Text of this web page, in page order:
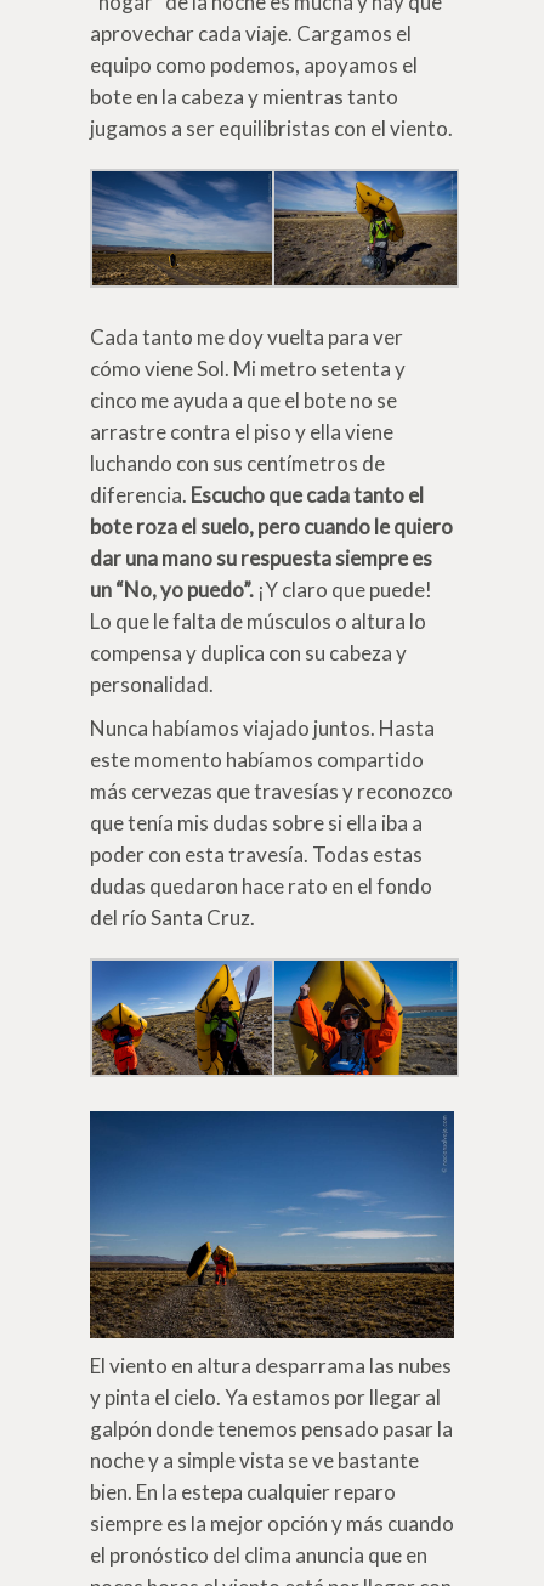
aprovechar cada viaje. Cargamos el
equipo como podemos, apoyamos el
bote en la cabeza y mientras tanto
jugamos a ser equilibristas con el viento.
Cada tanto me doy vuelta para ver
cómo viene Sol. Mi metro setenta y
cinco me ayuda a que el bote no se
arrastre contra el piso y ella viene
luchando con sus centímetros de
diferencia. Escucho que cada tanto el
bote roza el suelo, pero cuando le quiero
dar una mano su respuesta siempre es
un “No, yo puedo”. ¡Y claro que puede!
Lo que le falta de músculos o altura lo
compensa y duplica con su cabeza y
personalidad.
Nunca habíamos viajado juntos. Hasta
este momento habíamos compartido
más cervezas que travesías y reconozco
que tenía mis dudas sobre si ella iba a
poder con esta travesía. Todas estas
dudas quedaron hace rato en el fondo
del río Santa Cruz.
El viento en altura desparrama las nubes
y pinta el cielo. Ya estamos por llegar al
galpón donde tenemos pensado pasar la
noche y a simple vista se ve bastante
bien. En la estepa cualquier reparo
siempre es la mejor opción y más cuando
el pronóstico del clima anuncia que en